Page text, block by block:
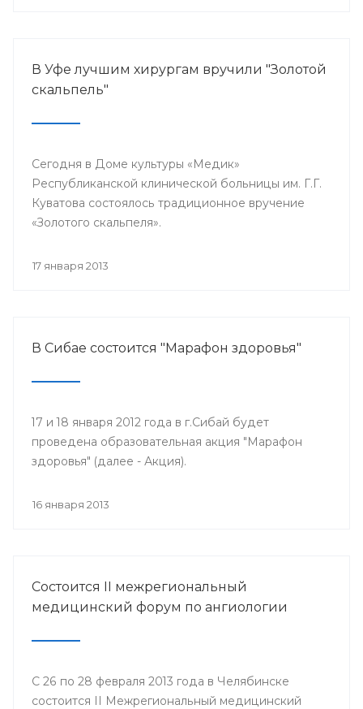
В Уфе лучшим хирургам вручили "Золотой
скальпель"
Сегодня в Доме культуры «Медик»
Республиканской клинической больницы им. Г.Г.
Куватова состоялось традиционное вручение
«Золотого скальпеля».
17 января 2013
В Сибае состоится "Марафон здоровья"
17 и 18 января 2012 года в г.Сибай будет
проведена образовательная акция "Марафон
здоровья" (далее - Акция).
16 января 2013
Состоится II межрегиональный
медицинский форум по ангиологии
С 26 по 28 февраля 2013 года в Челябинске
состоится II Межрегиональный медицинский